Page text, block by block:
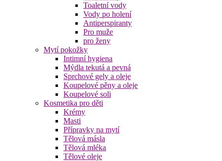
Toaletní vody
Vody po holení
Antiperspiranty
Pro muže
pro ženy
Mytí pokožky
Intimní hygiena
Mýdla tekutá a pevná
Sprchové gely a oleje
Koupelové pěny a oleje
Koupelové soli
Kosmetika pro děti
Krémy
Masti
Přípravky na mytí
Tělová másla
Tělová mléka
Tělové oleje